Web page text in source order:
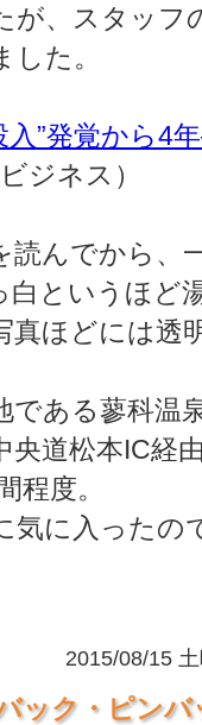
が、スタッフ
した。
入”発覚から4
ジネス）
読んでから、
白というほど
真ほどには透
である蓼科温
央道松本IC経
程度。
気に入ったの
2015/08/15
ック・ピン